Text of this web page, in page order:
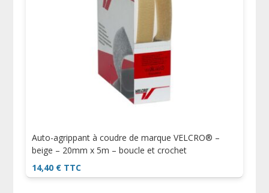
Auto-agrippant à coudre de marque VELCRO® –
beige – 20mm x 5m – boucle et crochet
14,40 € TTC